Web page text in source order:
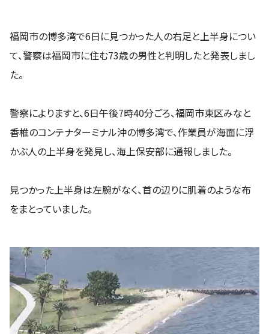
福岡市の博多湾で6日に見つかった人の右足と上半身につい
て、警察は福岡市に住む73歳の男性と判明したと発表しまし
た。
警察によりますと、6日午後7時40分ごろ、福岡市東区みなと
香椎のコンテナターミナル沖の博多湾で、作業員が海面に浮
かぶ人の上半身を発見し、海上保安部に通報しました。
見つかった上半身は左腕がなく、首の辺りに肌着のような布
をまとっていました。